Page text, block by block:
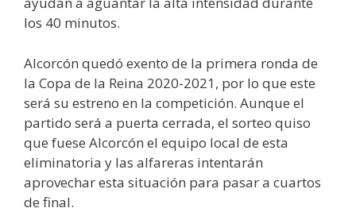
los 40 minutos.
Alcorcón quedó exento de la primera ronda de
la Copa de la Reina 2020-2021, por lo que este
será su estreno en la competición. Aunque el
partido será a puerta cerrada, el sorteo quiso
que fuese Alcorcón el equipo local de esta
eliminatoria y las alfareras intentarán
aprovechar esta situación para pasar a cuartos
de final.